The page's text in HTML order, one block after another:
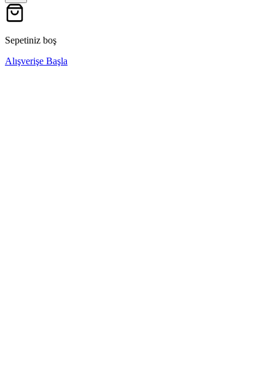
Sepetiniz boş
Alışverişe Başla